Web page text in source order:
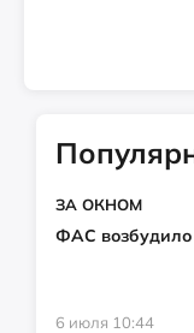
ЗА ОКНОМ
ФАС
6 июля 10:44